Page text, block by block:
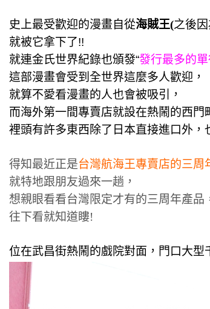
史上最受歡迎的漫畫自從海賊王(之後
就被它拿下了!!
就連金氏世界紀錄也頒發“發行最多的
這部漫畫會受到全世界這麼多人歡迎，
就算不愛看漫畫的人也會被吸引，
而海外第一間專賣店就設在熱鬧的西門
裡頭有許多東西除了日本直接進口外，
得知最近正是台灣航海王專賣店的三周
就特地跟朋友過來一趟，
想親眼看看台灣限定才有的三周年產品
往下看就知道瞜!
位在武昌街熱鬧的戲院對面，門口大型